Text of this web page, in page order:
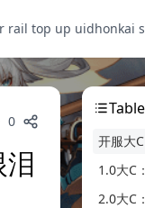
rail top up uidhonkai
0
开服大
1.0大C
2.0大C